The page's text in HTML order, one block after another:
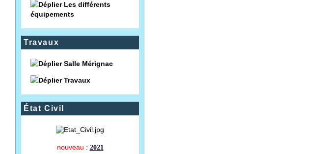
Les différents
équipements
Travaux
Salle Mérignac
Travaux
État Civil
nouveau : 2021